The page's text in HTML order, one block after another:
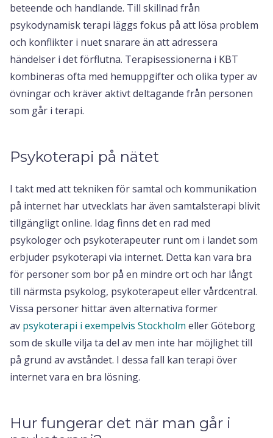
beteende och handlande. Till skillnad från
psykodynamisk terapi läggs fokus på att lösa problem
och konflikter i nuet snarare än att adressera
händelser i det förflutna. Terapisessionerna i KBT
kombineras ofta med hemuppgifter och olika typer av
övningar och kräver aktivt deltagande från personen
som går i terapi.
Psykoterapi på nätet
I takt med att tekniken för samtal och kommunikation
på internet har utvecklats har även samtalsterapi blivit
tillgängligt online. Idag finns det en rad med
psykologer och psykoterapeuter runt om i landet som
erbjuder psykoterapi via internet. Detta kan vara bra
för personer som bor på en mindre ort och har långt
till närmsta psykolog, psykoterapeut eller vårdcentral.
Vissa personer hittar även alternativa former
av psykoterapi i exempelvis Stockholm eller Göteborg
som de skulle vilja ta del av men inte har möjlighet till
på grund av avståndet. I dessa fall kan terapi över
internet vara en bra lösning.
Hur fungerar det när man går i